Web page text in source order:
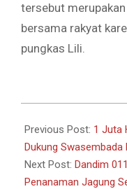
tersebut
bersama rakyat
pungkas Lili.
01-
21
Previous Post: 1 Juta
Dukung Swasembada
Next Post: Dandim
Penanaman Jagung